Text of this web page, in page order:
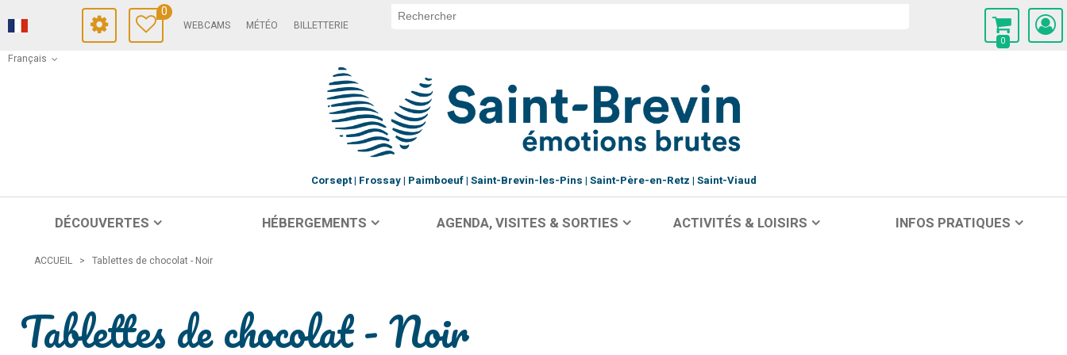
Français
0
WEBCAMS MÉTÉO BILLETTERIE
0
Corsept Frossay Paimboeuf Saint-Brevin-les-Pins Saint-Père-en-Retz Saint-Viaud
DÉCOUVERTES HÉBERGEMENTS AGENDA, VISITES & SORTIES ACTIVITÉS & LOISIRS INFOS PRATIQUES
ACCUEIL > Tablettes de chocolat - Noir
Tablettes de chocolat - Noir